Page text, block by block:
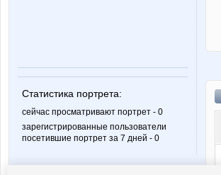
Статистика портрета:
сейчас просматривают портрет - 0
зарегистрированные пользователи
посетившие портрет за 7 дней - 0